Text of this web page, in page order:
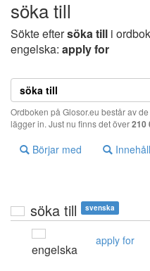
söka till
Sökte eftersöka till i
engelska: apply for
Ordboken på Glosor.eu består av
lägger in. Just nu finns det över210
Börjar med
söka till svenska
engelska
apply for